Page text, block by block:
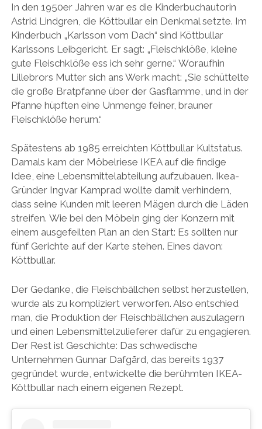
In den 1950er Jahren war es die Kinderbuchautorin
Astrid Lindgren, die Köttbullar ein Denkmal setzte. Im
Kinderbuch „Karlsson vom Dach“ sind Köttbullar
Karlssons Leibgericht. Er sagt: „Fleischklöße, kleine
gute Fleischklöße ess ich sehr gerne.“ Woraufhin
Lillebrors Mutter sich ans Werk macht: „Sie schüttelte
die große Bratpfanne über der Gasflamme, und in der
Pfanne hüpften eine Unmenge feiner, brauner
Fleischklöße herum.“
Spätestens ab 1985 erreichten Köttbullar Kultstatus.
Damals kam der Möbelriese IKEA auf die findige
Idee, eine Lebensmittelabteilung aufzubauen. Ikea-
Gründer Ingvar Kamprad wollte damit verhindern,
dass seine Kunden mit leeren Mägen durch die Läden
streifen. Wie bei den Möbeln ging der Konzern mit
einem ausgefeilten Plan an den Start: Es sollten nur
fünf Gerichte auf der Karte stehen. Eines davon:
Köttbullar.
Der Gedanke, die Fleischbällchen selbst herzustellen,
wurde als zu kompliziert verworfen. Also entschied
man, die Produktion der Fleischbällchen auszulagern
und einen Lebensmittelzulieferer dafür zu engagieren.
Der Rest ist Geschichte: Das schwedische
Unternehmen Gunnar Dafgård, das bereits 1937
gegründet wurde, entwickelte die berühmten IKEA-
Köttbullar nach einem eigenen Rezept.